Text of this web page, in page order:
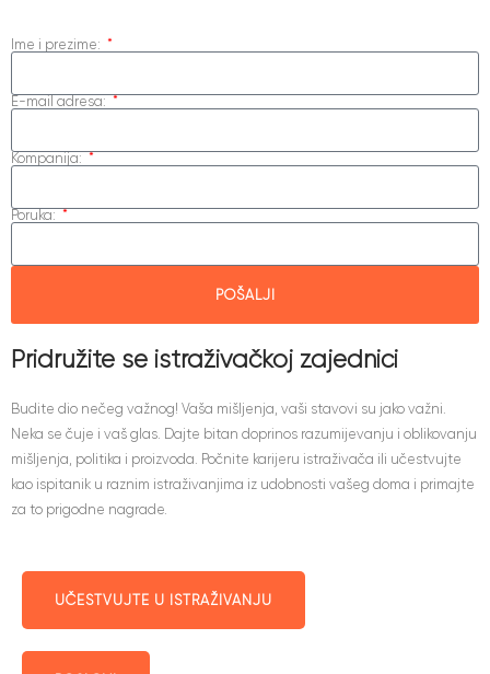
Ime i prezime:
E-mail adresa:
Kompanija:
Poruka:
POŠALJI
Pridružite se istraživačkoj zajednici
Budite dio nečeg važnog! Vaša mišljenja, vaši stavovi su jako važni.
Neka se čuje i vaš glas. Dajte bitan doprinos razumijevanju i oblikovanju
mišljenja, politika i proizvoda. Počnite karijeru istraživača ili učestvujte
kao ispitanik u raznim istraživanjima iz udobnosti vašeg doma i primajte
za to prigodne nagrade.
UČESTVUJTE U ISTRAŽIVANJU